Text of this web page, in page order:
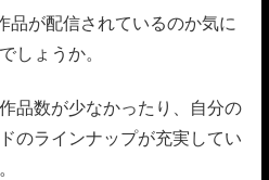
品が配信されているのか気に
しょうか。
品数が少なかったり、自分の
のラインナップが充実してい